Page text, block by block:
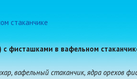
стаканчике
фисташками в вафельном
вафельный стаканчик, ядра орехов